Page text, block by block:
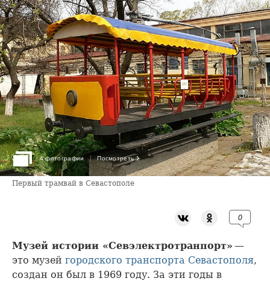
4 фотографии Посмотреть ›
Первый трамвай в Севастополе
0
Музей истории «Севэлектротранпорт» —
это музей городского транспорта Севастополя,
создан он был в 1969 году. За эти годы в